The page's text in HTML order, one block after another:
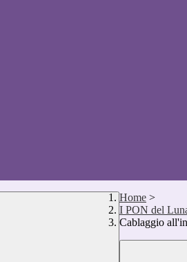
Home >
I PON del
Cablaggio